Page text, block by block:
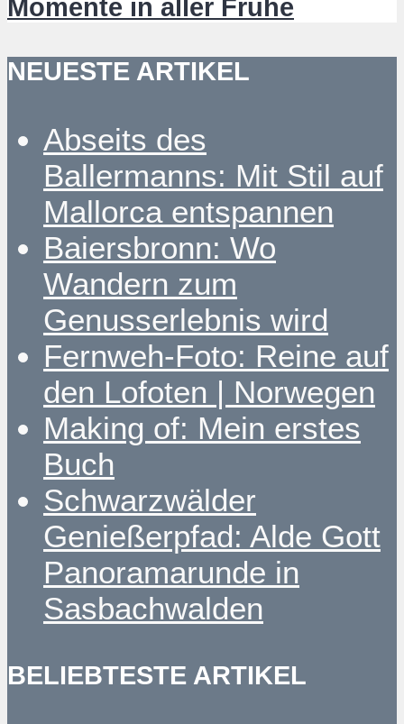
Momente in aller Frühe
NEUESTE ARTIKEL
Abseits des
Ballermanns: Mit Stil auf
Mallorca entspannen
Baiersbronn: Wo
Wandern zum
Genusserlebnis wird
Fernweh-Foto: Reine auf
den Lofoten | Norwegen
Making of: Mein erstes
Buch
Schwarzwälder
Genießerpfad: Alde Gott
Panoramarunde in
Sasbachwalden
BELIEBTESTE ARTIKEL